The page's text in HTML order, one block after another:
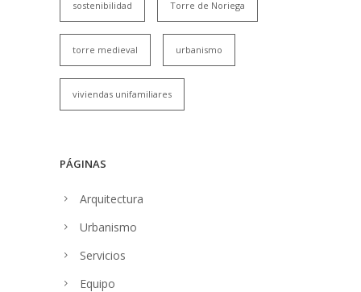
sostenibilidad Torre de Noriega
torre medieval urbanismo
viviendas unifamiliares
PÁGINAS
Arquitectura
Urbanismo
Servicios
Equipo